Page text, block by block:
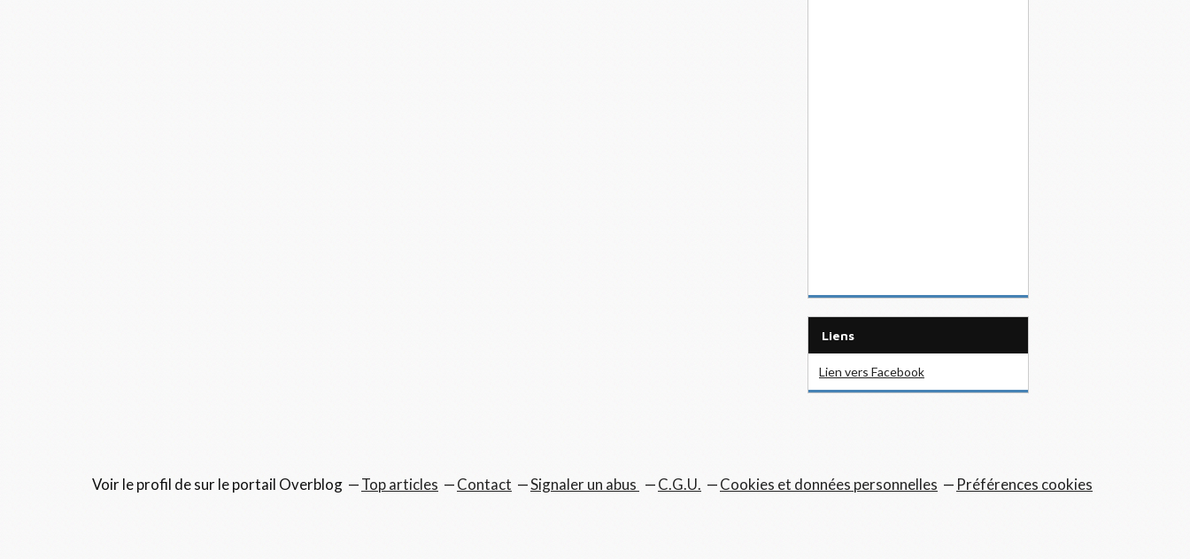
Liens
Lien vers Facebook
Voir le profil desur le portail Overblog Top articles Contact Signaler un abus C.G.U. Cookies et données personnelles Préférences cookies